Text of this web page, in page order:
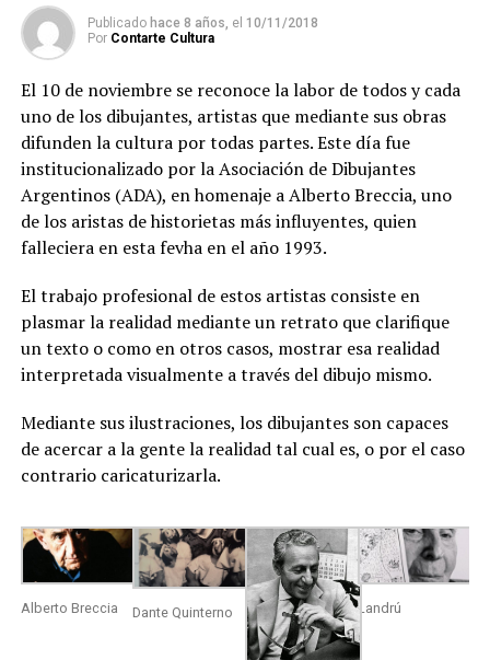
Publicado hace 8 años, el 10/11/2018
Por Contarte Cultura
El 10 de noviembre se reconoce la labor de todos y cada
uno de los dibujantes, artistas que mediante sus obras
difunden la cultura por todas partes. Este día fue
institucionalizado por la Asociación de Dibujantes
Argentinos (ADA), en homenaje a Alberto Breccia, uno
de los aristas de historietas más influyentes, quien
falleciera en esta fevha en el año 1993.
El trabajo profesional de estos artistas consiste en
plasmar la realidad mediante un retrato que clarifique
un texto o como en otros casos, mostrar esa realidad
interpretada visualmente a través del dibujo mismo.
Mediante sus ilustraciones, los dibujantes son capaces
de acercar a la gente la realidad tal cual es, o por el caso
contrario caricaturizarla.
Alberto Breccia Dante Quinterno Landrú